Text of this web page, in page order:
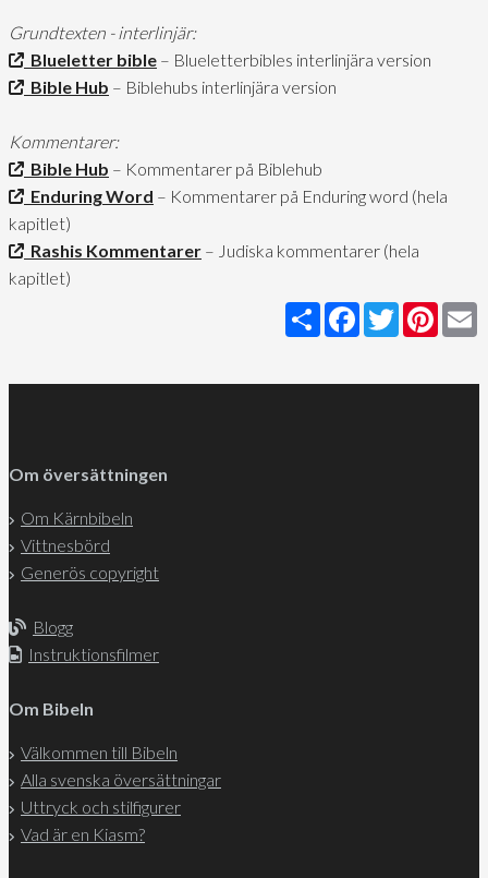
Grundtexten - interlinjär:
Blueletter bible – Blueletterbibles interlinjära version
Bible Hub – Biblehubs interlinjära version
Kommentarer:
Bible Hub – Kommentarer på Biblehub
Enduring Word – Kommentarer på Enduring word (hela
kapitlet)
Rashis Kommentarer – Judiska kommentarer (hela
kapitlet)
Share Facebook
Twitter
Om översättningen
Om Kärnbibeln
Vittnesbörd
Generös copyright
Blogg
Instruktionsfilmer
Om Bibeln
Välkommen till Bibeln
Alla svenska översättningar
Uttryck och stilfigurer
Vad är en Kiasm?